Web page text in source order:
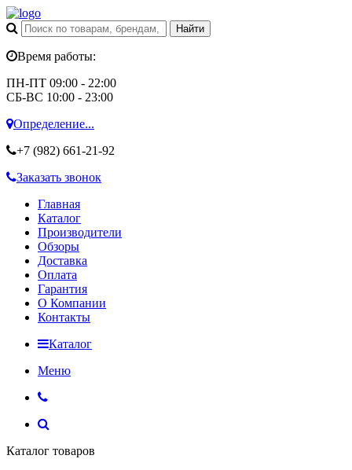
Время работы:
ПН-ПТ 09:00 - 22:00
СБ-ВС 10:00 - 23:00
Определение...
+7 (982) 661-21-92
Заказать звонок
Главная
Каталог
Производители
Обзоры
Доставка
Оплата
Гарантия
О Компании
Контакты
Каталог
Меню
Каталог товаров